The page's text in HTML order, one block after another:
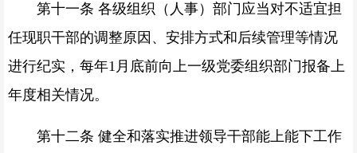
第十一条 各级组织（人事）部门应当对不适宜担
任现职干部的调整原因、安排方式和后续管理等情况
进行纪实，每年1月底前向上一级党委组织部门报备上
年度相关情况。
第十二条 健全和落实推进领导干部能上能下工作